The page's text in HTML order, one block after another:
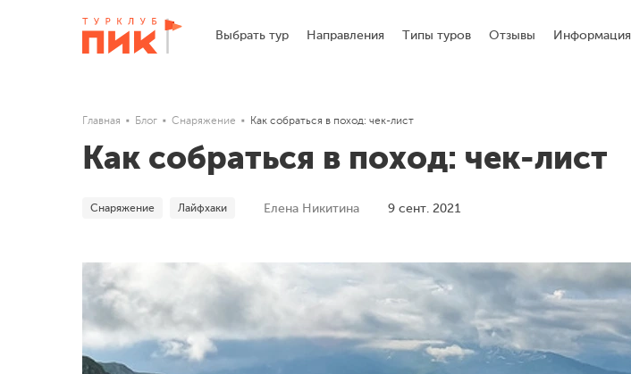
Выбрать тур Направления Типы туров Отзывы Информация
Главная Блог Снаряжение Как собраться в поход: чек-лист
Как собраться в поход: чек-лист
Снаряжение Лайфхаки Елена Никитина 9 сент. 2021